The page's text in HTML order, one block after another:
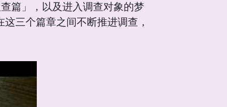
篇」，以及进入调查对象的梦
三个篇章之间不断推进调查，